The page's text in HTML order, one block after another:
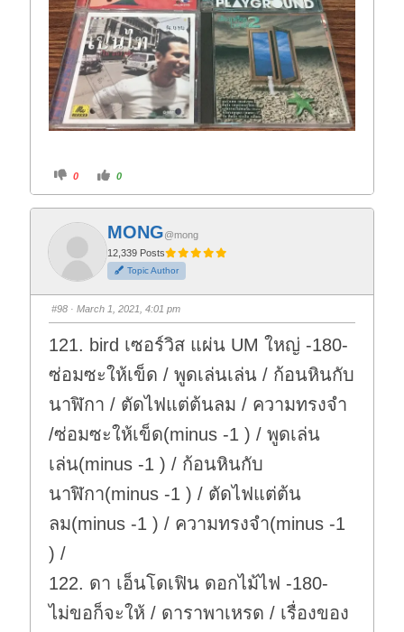
C
i
f
t
h
m
b
d
o
n
.
0
C
i
o
t
h
u
m
b
u
p
0
MONG@mong
12,339 Posts
Topic Author
#98 · March 1, 2021, 4:01 pm
121. bird เซอร์วิส แผ่น UM ใหญ่ -180-
ซ่อมซะให้เข็ด / พูดเล่นเล่น / ก้อนหินกับ
นาฬิกา / ตัดไฟแต่ต้นลม / ความทรงจำ
/ซ่อมซะให้เข็ด(minus -1 ) / พูดเล่น
เล่น(minus -1 ) / ก้อนหินกับ
นาฬิกา(minus -1 ) / ตัดไฟแต่ต้น
ลม(minus -1 ) / ความทรงจำ(minus -1
) /
122. ดา เอ็นโดเฟิน ดอกไม้ไฟ -180-
ไม่ขอก็จะให้ / ดาราพาเหรด / เรื่องของ